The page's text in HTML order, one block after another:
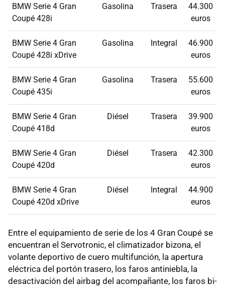
BMW Serie 4 Gran
Coupé 428i
Gasolina Trasera
44.300
euros
BMW Serie 4 Gran
Coupé 428i xDrive
Gasolina Integral
46.900
euros
BMW Serie 4 Gran
Coupé 435i
Gasolina Trasera
55.600
euros
BMW Serie 4 Gran
Coupé 418d
Diésel Trasera
39.900
euros
BMW Serie 4 Gran
Coupé 420d
Diésel Trasera
42.300
euros
BMW Serie 4 Gran
Coupé 420d xDrive
Diésel Integral
44.900
euros
Entre el equipamiento de serie de los 4 Gran Coupé se
encuentran el Servotronic, el climatizador bizona, el
volante deportivo de cuero multifunción, la apertura
eléctrica del portón trasero, los faros antiniebla, la
desactivación del airbag del acompañante, los faros bi-